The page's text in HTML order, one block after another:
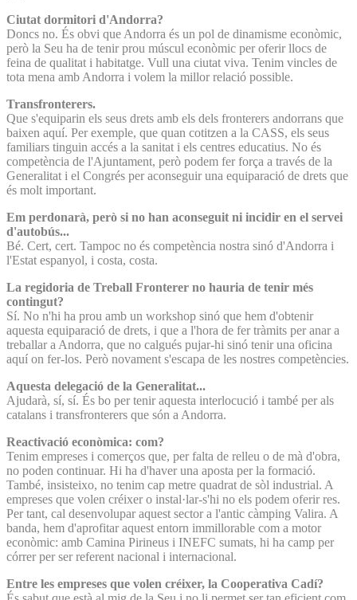
Ciutat dormitori d'Andorra?
Doncs no. És obvi que Andorra és un pol de dinamisme econòmic,
però la Seu ha de tenir prou múscul econòmic per oferir llocs de
feina de qualitat i habitatge. Vull una ciutat viva. Tenim vincles de
tota mena amb Andorra i volem la millor relació possible.
Transfronterers.
Que s'equiparin els seus drets amb els dels fronterers andorrans que
baixen aquí. Per exemple, que quan cotitzen a la CASS, els seus
familiars tinguin accés a la sanitat i els centres educatius. No és
competència de l'Ajuntament, però podem fer força a través de la
Generalitat i el Congrés per aconseguir una equiparació de drets que
és molt important.
Em perdonarà, però si no han aconseguit ni incidir en el servei
d'autobús...
Bé. Cert, cert. Tampoc no és competència nostra sinó d'Andorra i
l'Estat espanyol, i costa, costa.
La regidoria de Treball Fronterer no hauria de tenir més
contingut?
Sí. No n'hi ha prou amb un workshop sinó que hem d'obtenir
aquesta equiparació de drets, i que a l'hora de fer tràmits per anar a
treballar a Andorra, que no calgués pujar-hi sinó tenir una oficina
aquí on fer-los. Però novament s'escapa de les nostres competències.
Aquesta delegació de la Generalitat...
Ajudarà, sí, sí. És bo per tenir aquesta interlocució i també per als
catalans i transfronterers que són a Andorra.
Reactivació econòmica: com?
Tenim empreses i comerços que, per falta de relleu o de mà d'obra,
no poden continuar. Hi ha d'haver una aposta per la formació.
També, insisteixo, no tenim cap metre quadrat de sòl industrial. A
empreses que volen créixer o instal·lar-s'hi no els podem oferir res.
Per tant, cal desenvolupar aquest sector a l'antic càmping Valira. A
banda, hem d'aprofitar aquest entorn immillorable com a motor
econòmic: amb Camina Pirineus i INEFC sumats, hi ha camp per
córrer per ser referent nacional i internacional.
Entre les empreses que volen créixer, la Cooperativa Cadí?